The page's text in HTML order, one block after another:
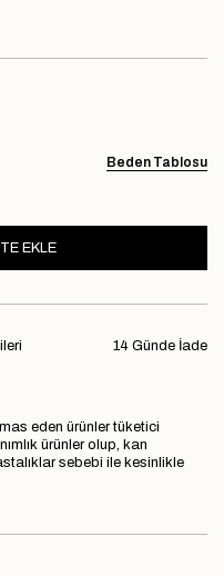
Beden Tablosu
14 Günde İade
eden ürünler tüketici
ürünler olup, kan
sebebi ile kesinlikle